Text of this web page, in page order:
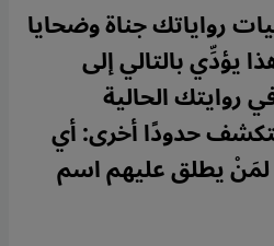
رواياتك جناة وضحايا
يؤدِّي بالتالي إلى
روايتك الحالية
حدودًا أخرى: أي
لمَنْ يطلق عليهم اسم